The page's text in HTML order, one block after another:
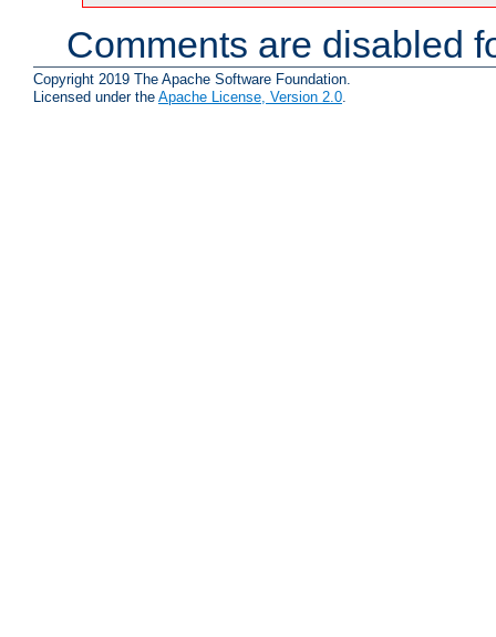
Comments are disabled
Copyright 2019 The Apache Software Foundation.
Licensed under the Apache License, Version 2.0